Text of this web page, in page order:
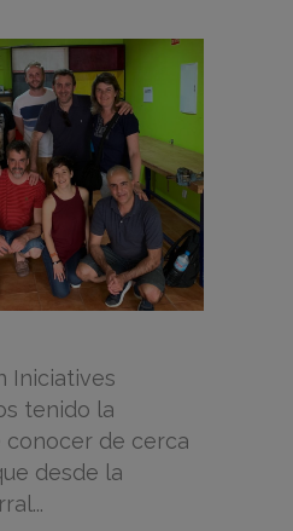
Iniciatives
tenido la
de cerca
desde la